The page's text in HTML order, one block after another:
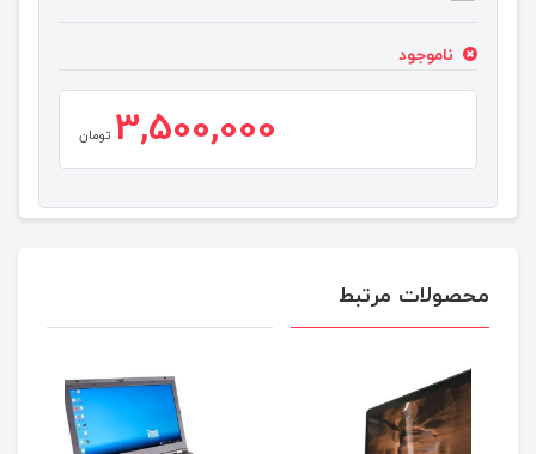
ناموجود
3,500,000 تومان
محصولات مرتبط